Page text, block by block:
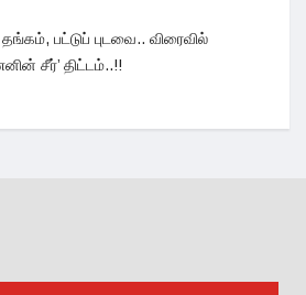
பட்டுப் புடவை.. விரைவில்
சீர்’ திட்டம்..!!